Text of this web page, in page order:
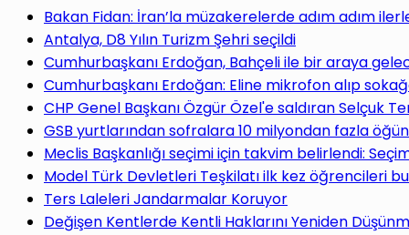
yap
...
Bakan Fidan: İran’la müzakerelerde adım adım
Antalya, D8 Yılın Turizm Şehri seçildi
Cumhurbaşkanı Erdoğan, Bahçeli ile bir araya
Cumhurbaşkanı Erdoğan: Eline mikrofon alıp
CHP Genel Başkanı Özgür Özel'e saldıran Selçuk
GSB yurtlarından sofralara 10 milyondan fazla öğün
Meclis Başkanlığı seçimi için takvim belirlendi:
Model Türk Devletleri Teşkilatı ilk kez öğrencileri
Ters Laleleri Jandarmalar Koruyor
Değişen Kentlerde Kentli Haklarını Yeniden